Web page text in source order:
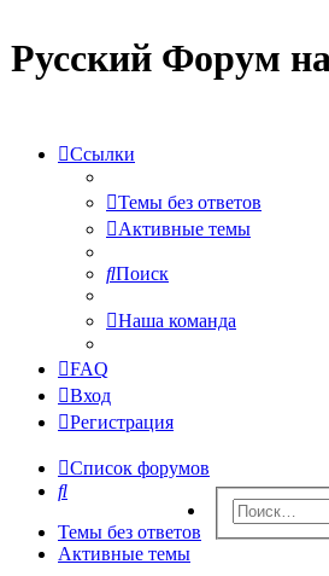
Русский Форум
Ссылки
Темы без ответов
Активные темы
Поиск
Наша команда
FAQ
Вход
Регистрация
Список форумов
Поиск
Темы без ответов
Активные темы